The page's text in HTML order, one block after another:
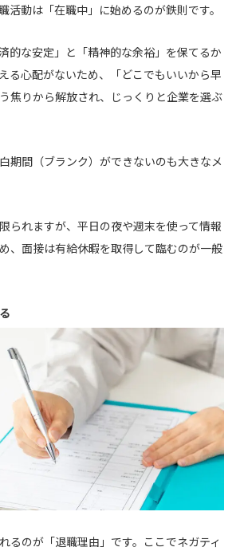
活動は「在職中」に始めるのが鉄則です。
的な安定」と「精神的な余裕」を保てるか
る心配がないため、「どこでもいいから早
焦りから解放され、じっくりと企業を選ぶ
期間（ブランク）ができないのも大きなメ
られますが、平日の夜や週末を使って情報
、面接は有給休暇を取得して臨むのが一般
るのが「退職理由」です。ここでネガティ